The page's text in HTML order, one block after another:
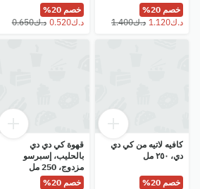
خصم 20%
خصم 20%
⁦د.ك0.520⁩
⁦د.ك0.650⁩
كافيه لاتيه من كي دي
دي، ٢٥٠ مل
خصم 20%
قهوة كي دي دي
بالحليب، إسبرسو
مزدوج، 250 مل
خصم 20%